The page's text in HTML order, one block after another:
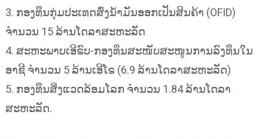
3. ກອງທຶນກຸ່ມປະເທດສົ່ງນ້ຳມັນອອກເປັນສິນຄ້າ (OFID)
ຈຳນວນ 15 ລ້ານໂດລາສະຫະລັດ
4. ສະຫະພາບເອີຣົບ-ກອງທຶນສະໜັບສະໜູນການລົງທຶນໃນ
ອາຊີ ຈຳນວນ 5 ລ້ານເອີໂຣ (6.9 ລ້ານໂດລາສະຫະລັດ)
5. ກອງທຶນສິ່ງແວດລ້ອມໂລກ ຈຳນວນ 1.84 ລ້ານໂດລາ
ສະຫະລັດ.